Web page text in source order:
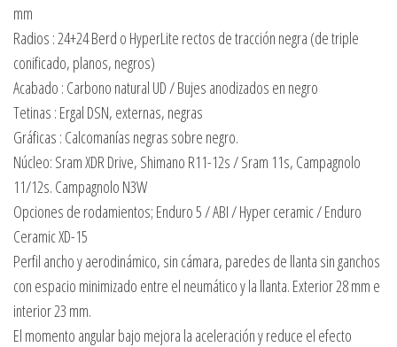
mm
Radios : 24+24 Berd o HyperLite rectos de tracción negra (de triple
conificado, planos, negros)
Acabado : Carbono natural UD / Bujes anodizados en negro
Tetinas : Ergal DSN, externas, negras
Gráficas : Calcomanías negras sobre negro.
Núcleo: Sram XDR Drive, Shimano R11-12s / Sram 11s, Campagnolo
11/12s. Campagnolo N3W
Opciones de rodamientos; Enduro 5 / ABI / Hyper ceramic / Enduro
Ceramic XD-15
Perfil ancho y aerodinámico, sin cámara, paredes de llanta sin ganchos
con espacio minimizado entre el neumático y la llanta. Exterior 28 mm e
interior 23 mm.
El momento angular bajo mejora la aceleración y reduce el efecto